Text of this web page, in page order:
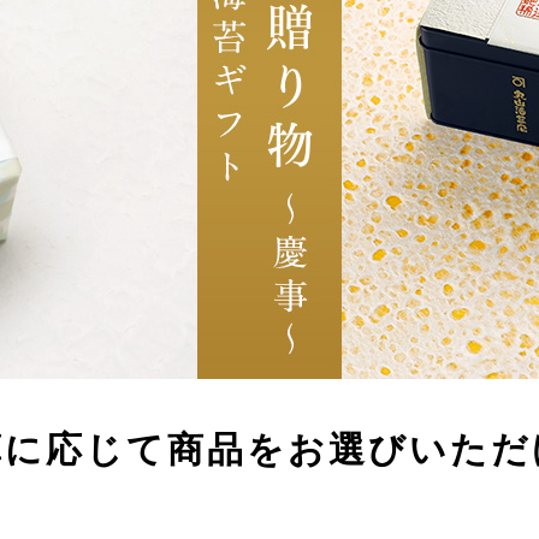
応じて商品をお選びいた